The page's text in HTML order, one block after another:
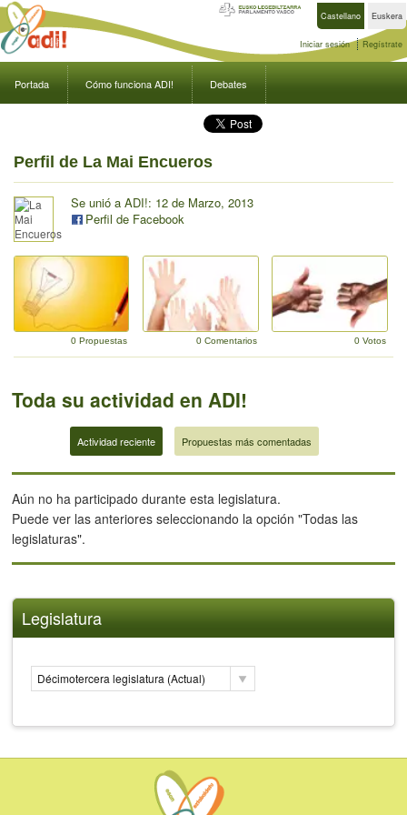
Castellano Euskera
Iniciar sesión Regístrate
Portada Cómo funciona ADI! Debates
Perfil de La Mai Encueros
Se unió a ADI!: 12 de Marzo, 2013
Perfil de Facebook
0 Propuestas 0 Comentarios 0 Votos
Toda su actividad en ADI!
Actividad reciente Propuestas más comentadas
Aún no ha participado durante esta legislatura.
Puede ver las anteriores seleccionando la opción "Todas las
legislaturas".
Legislatura
Décimotercera legislatura (Actual)